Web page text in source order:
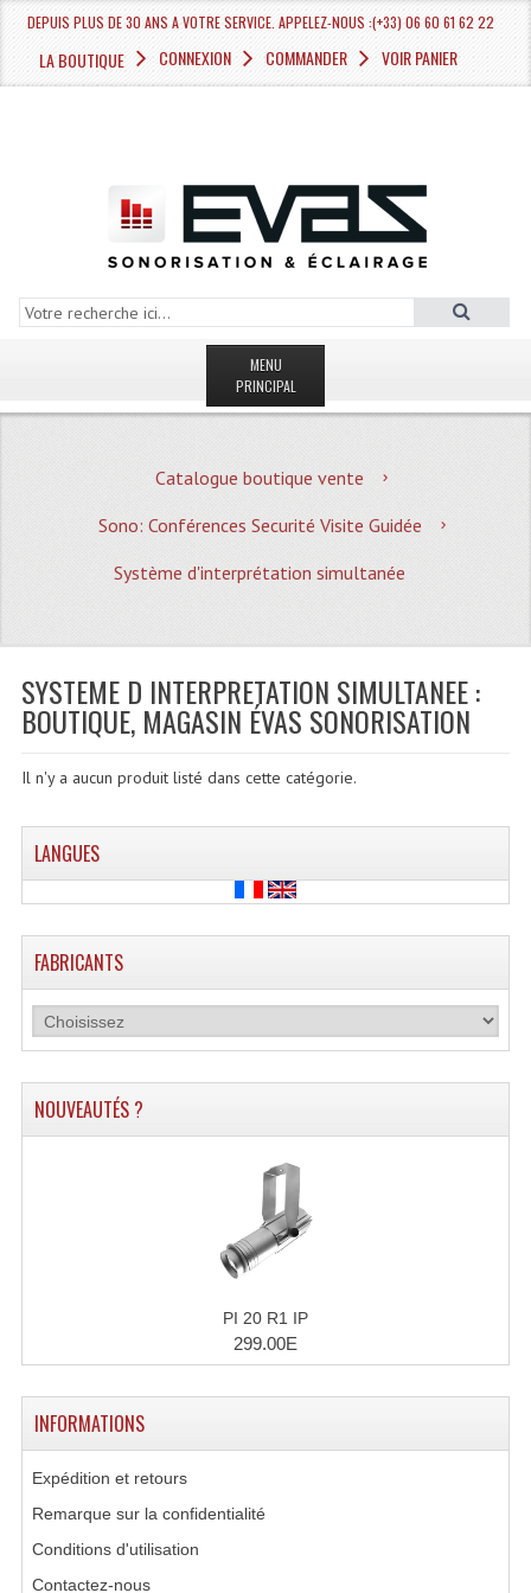
DEPUIS PLUS DE 30 ANS A VOTRE SERVICE. APPELEZ-NOUS :(+33) 06 60 61 62 22
LA BOUTIQUE CONNEXION COMMANDER VOIR PANIER
MENU
PRINCIPAL
MAGASIN
Quoi De Neuf?
Promotions
Location De Matériel
Le Matériel D´occasion
Recherche Avancée
Recevoir Nos Promotions
Cellule (s)
Diamants
Pieds D'enceintes
Selecteurs Audio Vidéo
Amplificateurs
Compresseurs , Limiteurs , Noise Gate
Catalogue boutique vente
Sono: Conférences Securité Visite Guidée
Système d'interprétation simultanée
SYSTEME D INTERPRETATION SIMULTANEE :
BOUTIQUE, MAGASIN ÉVAS SONORISATION
Il n'y a aucun produit listé dans cette catégorie.
LANGUES
FABRICANTS
NOUVEAUTÉS ?
PI 20 R1 IP
299.00E
INFORMATIONS
Expédition et retours
Remarque sur la confidentialité
Conditions d'utilisation
Contactez-nous